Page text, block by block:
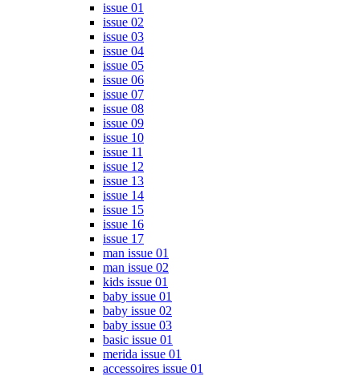
issue 01
issue 02
issue 03
issue 04
issue 05
issue 06
issue 07
issue 08
issue 09
issue 10
issue 11
issue 12
issue 13
issue 14
issue 15
issue 16
issue 17
man issue 01
man issue 02
kids issue 01
baby issue 01
baby issue 02
baby issue 03
basic issue 01
merida issue 01
accessoires issue 01